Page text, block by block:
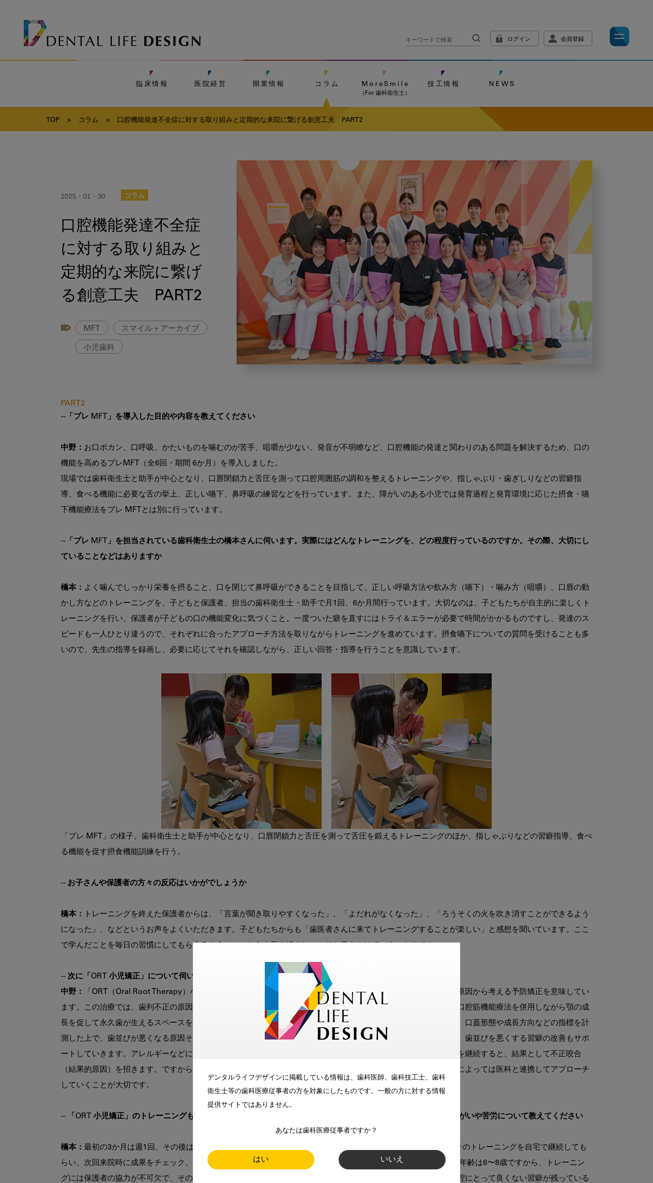
デンタルライフデザインに掲載している情報は、歯科医師、歯科技工士、歯科
衛生士等の歯科医療従事者の方を対象にしたものです。一般の方に対する情報
提供サイトではありません。
あなたは歯科医療従事者ですか？
はい いいえ
ログイン 会員登録
臨床情報 医院経営 開業情報 コラム MoreSmile
（For 歯科衛生士）
技工情報 NEWS
TOP > コラム > 口腔機能発達不全症に対する取り組みと定期的な来院に繋げる創意工夫 PART2
2025・01・30 コラム
口腔機能発達不全症
に対する取り組みと
定期的な来院に繋げ
る創意工夫 PART2
MFT スマイル＋アーカイブ
小児歯科
発
達
全
に
対
る
み
的
な
来
院
繋
げ
意
夫
PART2
PART2
--「プレ MFT」を導入した目的や内容を教えてください
中野： お口ポカン、口呼吸、かたいものを噛むのが苦手、咀嚼が少ない、発音が不明瞭など、口腔機能の発達と関わりのある問題を解決するため、口の
機能を高めるプレMFT（全6回・期間 6か月）を導入しました。
現場では歯科衛生士と助手が中心となり、口唇閉鎖力と舌圧を測って口腔周囲筋の調和を整えるトレーニングや、指しゃぶり・歯ぎしりなどの習癖指
導、食べる機能に必要な舌の挙上、正しい嚥下、鼻呼吸の練習などを行っています。また、障がいのある小児では発育過程と発育環境に応じた摂食・嚥
下機能療法をプレ MFTとは別に行っています。
--「プレ MFT」を担当されている歯科衛生士の橋本さんに伺います。実際にはどんなトレーニングを、どの程度行っているのですか。その際、大切にし
ていることなどはありますか
橋本： よく噛んでしっかり栄養を摂ること、口を閉じて鼻呼吸ができることを目指して、正しい呼吸方法や飲み方（嚥下）・噛み方（咀嚼）、口唇の動
かし方などのトレーニングを、子どもと保護者、担当の歯科衛生士・助手で月1回、6か月間行っています。大切なのは、子どもたちが自主的に楽しくト
レーニングを行い、保護者が子どもの口の機能変化に気づくこと。一度ついた癖を直すにはトライ＆エラーが必要で時間がかかるものですし、発達のス
ピードも一人ひとり違うので、それぞれに合ったアプローチ方法を取りながらトレーニングを進めています。摂食嚥下についての質問を受けることも多
いので、先生の指導を録画し、必要に応じてそれを確認しながら、正しい回答・指導を行うことを意識しています。
「プレ MFT」の様子。歯科衛生士と助手が中心となり、口唇閉鎖力と舌圧を測って舌圧を鍛えるトレーニングのほか、指しゃぶりなどの習癖指導、食べ
る機能を促す摂食機能訓練を行う。
-- お子さんや保護者の方々の反応はいかがでしょうか
橋本：
トレーニングを終えた保護者からは、「言葉が聞き取りやすくなった」、「よだれがなくなった」、「ろうそくの火を吹き消すことができるよう
になった」、などというお声をよくいただきます。子どもたちからも「歯医者さんに来てトレーニングすることが楽しい」と感想を聞いています。ここ
で学んだことを毎日の習慣にしてもらえるように、こちらも引き続きしっかりと働きかけていくつもりです。
-- 次に「ORT 小児矯正」について伺います。まず、「ORT小児矯正」とは、どんな治療法なのでしょうか
中野：
「ORT（Oral Root Therapy）小児矯正」とは、乳歯から永久歯への生え変わりの時期（6〜8 歳）に行う、原因から考える予防矯正を意味してい
ます。この治療では、歯列不正の原因となる器質的な舌小帯短縮症やアレルギーに代表される鼻閉に対応しつつ、口腔筋機能療法を併用しながら顎の成
長を促して永久歯が生えるスペースを確保します。実際の診療では、呼吸方法や鼻閉の有無の確認、舌小帯の状態、口蓋形態や成長方向などの指標を計
測した上で、歯並びが悪くなる原因そのものにアプローチして改善を図ります。同時に、指しゃぶりや口呼吸など、歯並びを悪くする習癖の改善もサポ
ートしていきます。アレルギーなどによる鼻閉（根本原因）があると口呼吸（代償性原因）を引き起こし、口呼吸を継続すると、結果として不正咬合
（結果的原因）を招きます。ですから、不正咬合を治療する際には、根本原因、代償性原因を診察・診断し、状況によっては医科と連携してアプローチ
していくことが大切です。
-- 「ORT 小児矯正」のトレーニングも橋本さんが担当されていると伺いました。トレーニングの内容や頻度、やりがいや苦労について教えてください
橋本： 最初の3か月は週1回、その後は月1回のペースでレッスンを設定し、トレーニング方法を指導しています。そのトレーニングを自宅で継続しても
らい、次回来院時に成果をチェック、合格したら次のステップに進むという流れで行います。ORT 小児矯正の対象年齢は6〜8歳ですから、トレーニン
グには保護者の協力が不可欠で、その際の約束ごとなどもあるので、スムーズに進まないことも多いのですが、口腔にとって良くない習癖が残っている